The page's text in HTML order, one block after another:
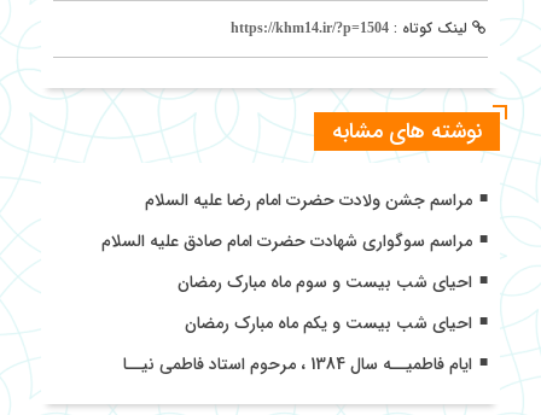
لینک کوتاه : https://khm14.ir/?p=1504
نوشته های مشابه
مراسم جشن ولادت حضرت امام رضا علیه السلام
مراسم سوگواری شهادت حضرت امام صادق علیه السلام
احیای شب بیست و سوم ماه مبارک رمضان
احیای شب بیست و یکم ماه مبارک رمضان
ایام فاطمیــه سال 1384 ، مرحوم استاد فاطمی نیــا